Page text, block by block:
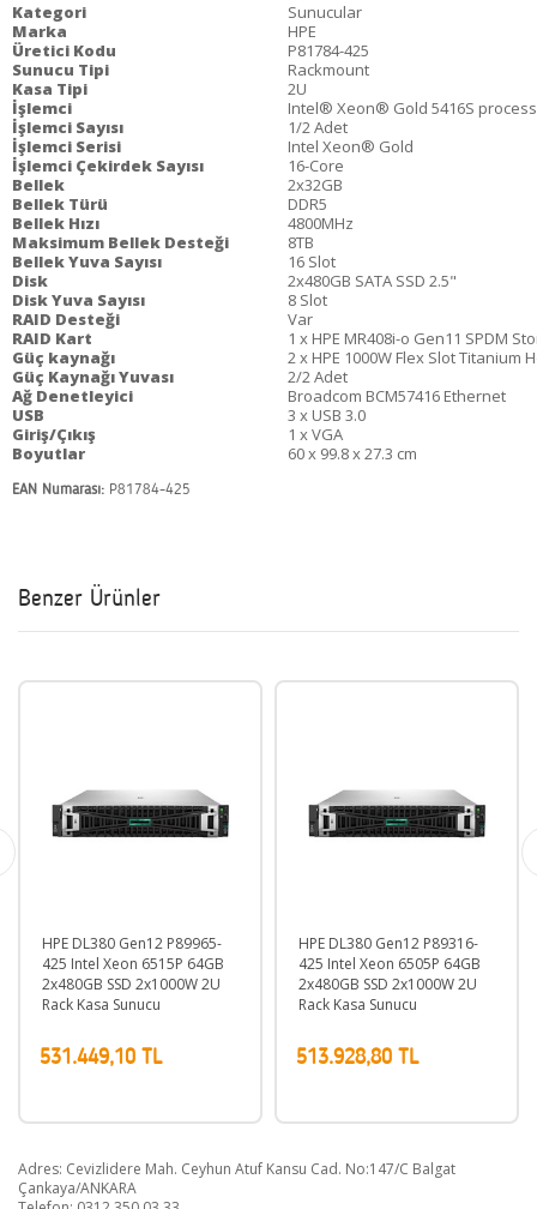
Kategori
Sunucular
Marka
HPE
Üretici Kodu
P81784-425
Sunucu Tipi
Rackmount
Kasa Tipi
2U
İşlemci
Intel® Xeon® Gold 5416S
İşlemci Sayısı
1/2 Adet
İşlemci Serisi
Intel Xeon® Gold
İşlemci Çekirdek Sayısı
16-Core
Bellek
2x32GB
Bellek Türü
DDR5
Bellek Hızı
4800MHz
Maksimum Bellek Desteği
8TB
Bellek Yuva Sayısı
16 Slot
Disk
2x480GB SATA SSD 2.5"
Disk Yuva Sayısı
8 Slot
RAID Desteği
Var
RAID Kart
1 x HPE MR408i-o Gen11 SPDM
Güç kaynağı
2 x HPE 1000W Flex Slot Titanium
Güç Kaynağı Yuvası
2/2 Adet
Ağ Denetleyici
Broadcom BCM57416 Ethernet
USB
3 x USB 3.0
Giriş/Çıkış
1 x VGA
Boyutlar
60 x 99.8 x 27.3 cm
EAN Numarası: P81784-425
Benzer Ürünler
HPE DL380 Gen12 P89965-
425 Intel Xeon 6515P 64GB
2x480GB SSD 2x1000W 2U
Rack Kasa Sunucu
531.449,10 TL
HPE DL380 Gen12 P89316-
425 Intel Xeon 6505P 64GB
2x480GB SSD 2x1000W 2U
Rack Kasa Sunucu
513.928,80 TL
Adres: Cevizlidere Mah. Ceyhun Atuf Kansu Cad. No:147/C Balgat
Çankaya/ANKARA